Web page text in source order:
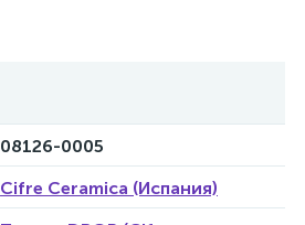
08126-0005
Cifre Ceramica (Испания)